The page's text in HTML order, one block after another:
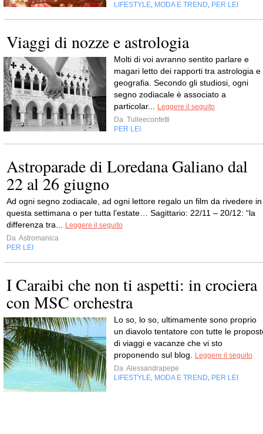
LIFESTYLE MODA E TREND PER LEI
Viaggi di nozze e astrologia
Molti di voi avranno sentito parlare e
magari letto dei rapporti tra astrologia e
geografia. Secondo gli studiosi, ogni
segno zodiacale è associato a
particolar...
Leggere il seguito
Da Tulleeconfetti
PER LEI
Astroparade di Loredana Galiano dal
22 al 26 giugno
Ad ogni segno zodiacale, ad ogni lettore regalo un film da rivedere in
questa settimana o per tutta l’estate… Sagittario: 22/11 – 20/12: “la
differenza tra...
Leggere il seguito
Da Astromanica
PER LEI
I Caraibi che non ti aspetti: in crociera
con MSC orchestra
Lo so, lo so, ultimamente sono proprio
un diavolo tentatore con tutte le
di viaggi e vacanze che vi sto
proponendo sul blog.
Leggere il seguito
Da Alessandrapepe
LIFESTYLE MODA E TREND PER LEI